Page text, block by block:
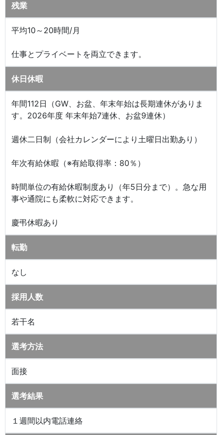
残業
平均10～20時間/月
仕事とプライベートを両立できます。
休日休暇
年間112日（GW、お盆、年末年始は長期連休がありま
す。2026年度 年末年始7連休、お盆9連休）
週休二日制（会社カレンダーにより土曜日出勤あり）
年次有給休暇（※有給取得率：80％）
時間単位の有給休暇制度あり（年5日分まで）。急な用
事や通院にも柔軟に対応できます。
慶弔休暇あり
転勤
なし
採用人数
若干名
選考方法
面接
選考結果
１週間以内電話連絡